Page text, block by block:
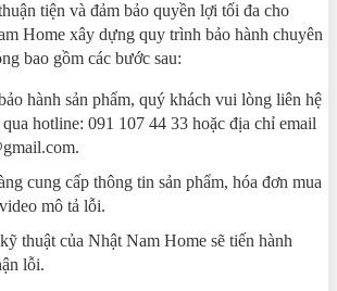
tiện và đảm bảo quyền lợi tối đa cho
Home xây dựng quy trình bảo hành chuyên
bao gồm các bước sau:
hành sản phẩm, quý khách vui lòng liên hệ
hotline: 091 107 44 33 hoặc địa chỉ email
cung cấp thông tin sản phẩm, hóa đơn mua
mô tả lỗi.
thuật của Nhật Nam Home sẽ tiến hành
lỗi.